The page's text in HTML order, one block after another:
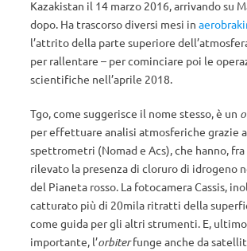
Kazakistan il 14 marzo 2016, arrivando su
dopo. Ha trascorso diversi mesi in
l’attrito della parte superiore
per rallentare – per cominciare poi le
scientifiche nell’aprile 2018.
Tgo, come suggerisce il nome stesso, è un
per effettuare analisi atmosferiche grazie
spettrometri (Nomad e Acs), che hanno,
rilevato la presenza di cloruro di idrogeno
del Pianeta rosso. La fotocamera Cassis,
catturato più di 20mila ritratti della
come guida per gli altri strumenti. E,
importante, l’orbiterfunge anche da